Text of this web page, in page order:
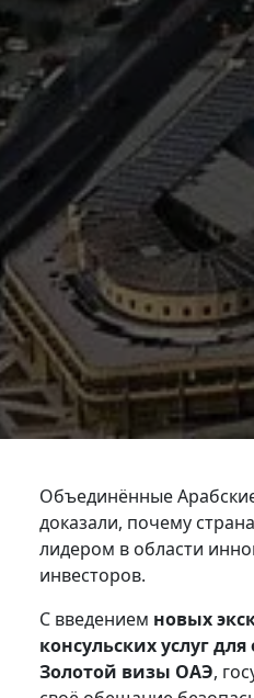
Объединённые
доказали, почему
лидером в области
инвесторов.
С введением новых
консульских услуг
Золотой визы ОАЭ,